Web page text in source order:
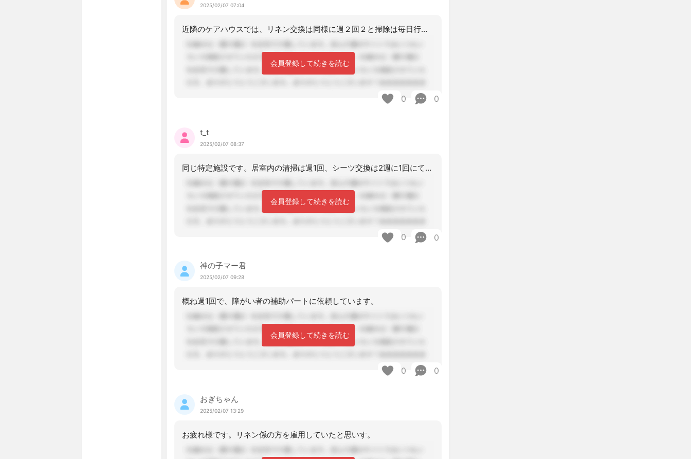
2025/02/07 07:04
近隣のケアハウスでは、リネン交換は同様に週２回２と掃除は毎日行っています
会員登録して続きを読む
0 0
t_t
2025/02/07 08:37
同じ特定施設です。居室内の清掃は週1回、シーツ交換は2週に1回にて実施されていま
会員登録して続きを読む
0 0
神の子マー君
2025/02/07 09:28
概ね週1回で、障がい者の補助パートに依頼しています。
会員登録して続きを読む
0 0
おぎちゃん
2025/02/07 13:29
お疲れ様です。リネン係の方を雇用していたと思いす。